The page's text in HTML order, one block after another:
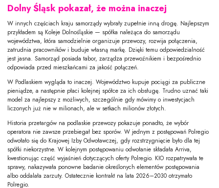
Dolny Śląsk pokazał, że można inaczej
W innych częściach kraju samorządy wybrały zupełnie inną drogę. Najlepszym
przykładem są Koleje Dolnośląskie — spółka należąca do samorządu
województwa, która samodzielnie organizuje przewozy, rozwija połączenia,
zatrudnia pracowników i buduje własną markę. Dzięki temu odpowiedzialność
jest jasna. Samorząd posiada tabor, zarządza przewoźnikiem i bezpośrednio
odpowiada przed mieszkańcami za jakość połączeń.
W Podlaskiem wygląda to inaczej. Województwo kupuje pociągi za publiczne
pieniądze, a następnie płaci kolejnej spółce za ich obsługę. Trudno uznać taki
model za najlepszy z możliwych, szczególnie gdy mówimy o inwestycjach
liczonych już nie w milionach, ale w setkach milionów złotych.
Historia przetargów na podlaskie przewozy pokazuje ponadto, że wybór
operatora nie zawsze przebiegał bez sporów. W jednym z postępowań Polregio
odwołało się do Krajowej Izby Odwoławczej, gdy rozstrzygnięcie było dla tej
spółki niekorzystne. W kolejnym postępowaniu odwołanie składała Arriva,
kwestionując część wyjaśnień dotyczących oferty Polregio. KIO rozpatrywała te
sprawy, nakazywała ponowne badanie określonych elementów postępowania
albo oddalała zarzuty. Ostatecznie kontrakt na lata 2026–2030 otrzymało
Polregio.